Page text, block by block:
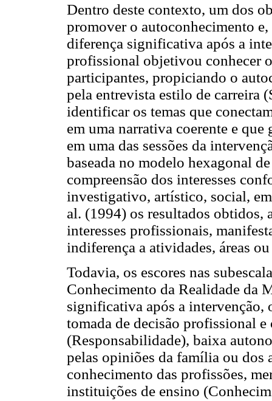
Dentro deste contexto, um dos
promover o autoconhecimento
diferença significativa após a
profissional objetivou conhecer
participantes, propiciando o
pela entrevista estilo de carreira
identificar os temas que
em uma narrativa coerente e
em uma das sessões da
baseada no modelo hexagonal
compreensão dos interesses
investigativo, artístico, social,
al. (1994) os resultados obtidos,
interesses profissionais,
indiferença a atividades, áreas
Todavia, os escores nas
Conhecimento da Realidade da
significativa após a intervenção,
tomada de decisão profissional e
(Responsabilidade), baixa
pelas opiniões da família ou dos
conhecimento das profissões,
instituições de ensino